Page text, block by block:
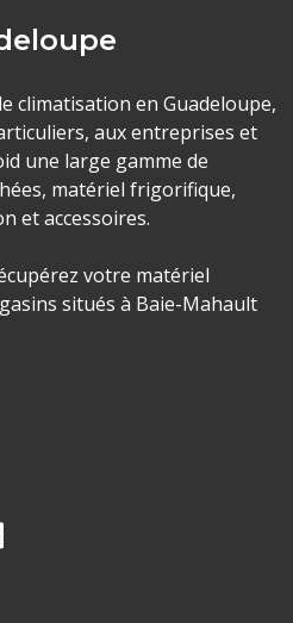
climatisation en Guadeloupe,
aux entreprises et
une large gamme de
matériel frigorifique,
et accessoires.
votre matériel
situés à Baie-Mahault